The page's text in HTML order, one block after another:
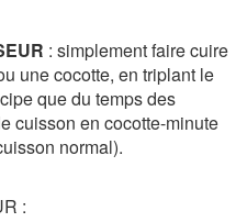
: simplement faire cuire
une cocotte, en triplant le
que du temps des
cuisson en cocotte-minute
normal).
: